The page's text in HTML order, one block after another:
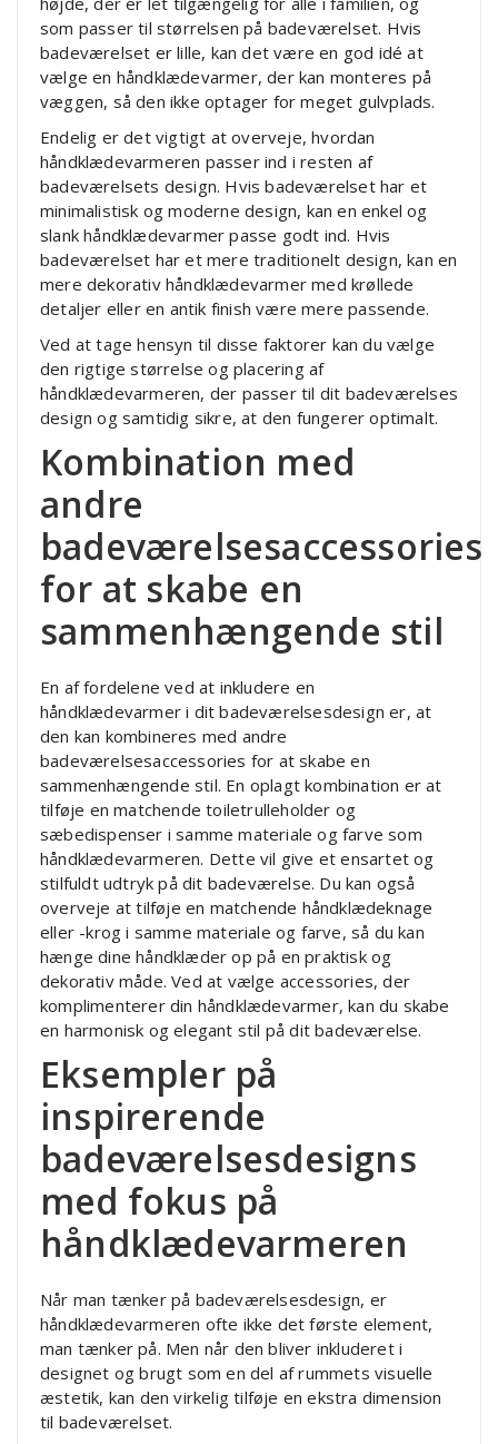
som passer til størrelsen på badeværelset. Hvis
badeværelset er lille, kan det være en god idé at
vælge en håndklædevarmer, der kan monteres på
væggen, så den ikke optager for meget gulvplads.
Endelig er det vigtigt at overveje, hvordan
håndklædevarmeren passer ind i resten af
badeværelsets design. Hvis badeværelset har et
minimalistisk og moderne design, kan en enkel og
slank håndklædevarmer passe godt ind. Hvis
badeværelset har et mere traditionelt design, kan en
mere dekorativ håndklædevarmer med krøllede
detaljer eller en antik finish være mere passende.
Ved at tage hensyn til disse faktorer kan du vælge
den rigtige størrelse og placering af
håndklædevarmeren, der passer til dit badeværelses
design og samtidig sikre, at den fungerer optimalt.
Kombination med
andre
badeværelsesaccessories
for at skabe en
sammenhængende stil
En af fordelene ved at inkludere en
håndklædevarmer i dit badeværelsesdesign er, at
den kan kombineres med andre
badeværelsesaccessories for at skabe en
sammenhængende stil. En oplagt kombination er at
tilføje en matchende toiletrulleholder og
sæbedispenser i samme materiale og farve som
håndklædevarmeren. Dette vil give et ensartet og
stilfuldt udtryk på dit badeværelse. Du kan også
overveje at tilføje en matchende håndklædeknage
eller -krog i samme materiale og farve, så du kan
hænge dine håndklæder op på en praktisk og
dekorativ måde. Ved at vælge accessories, der
komplimenterer din håndklædevarmer, kan du skabe
en harmonisk og elegant stil på dit badeværelse.
Eksempler på
inspirerende
badeværelsesdesigns
med fokus på
håndklædevarmeren
Når man tænker på badeværelsesdesign, er
håndklædevarmeren ofte ikke det første element,
man tænker på. Men når den bliver inkluderet i
designet og brugt som en del af rummets visuelle
æstetik, kan den virkelig tilføje en ekstra dimension
til badeværelset.